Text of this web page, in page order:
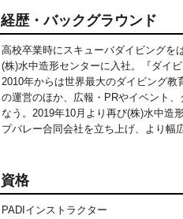
経歴・バックグラウンド
高校卒業時にスキューバダイビングを
(株)水中造形センターに入社。『ダイ
2010年からは世界最大のダイビング
の運営のほか、広報・PRやイベント
なう。2019年10月より再び(株)水中造
プバレー合同会社を立ち上げ、より幅
資格
PADIインストラクター